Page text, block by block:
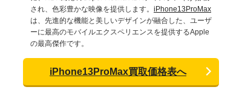
され、色彩豊かな映像を提供します。 iPhone13ProMax
は、先進的な機能と美しいデザインが融合した、ユーザ
ーに最高のモバイルエクスペリエンスを提供するApple
の最高傑作です。
iPhone13ProMax買取価格表へ